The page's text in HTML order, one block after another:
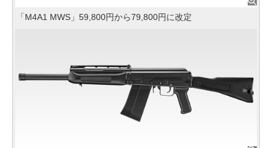
「M4A1 MWS」59,800円から79,800円に改定